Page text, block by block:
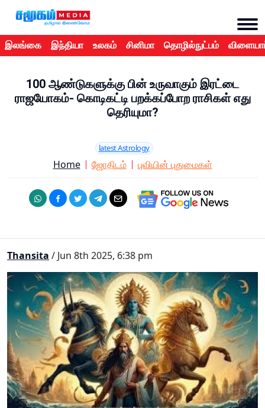
இலங்கை இந்தியா உலகம் சினிமா தொழில்நுட்பம்
100 ஆண்டுகளுக்கு பின் உருவாகும் இரட்டை
ராஜயோகம்- கொடிகட்டி பறக்கப்போற ராசிகள் எது
தெரியுமா?
latest Astrology
Home ஜோதிடம் புவியின் புதுமைகள்
Thansita / Jun 8th 2025, 6:38 pm